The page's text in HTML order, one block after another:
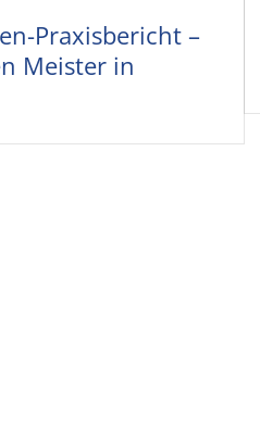
Praxisbericht –
Meister in